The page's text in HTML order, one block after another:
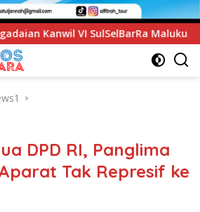
Luncurkan Program PANDE EMAS
DPD RI, Panglima
Tak Represif ke